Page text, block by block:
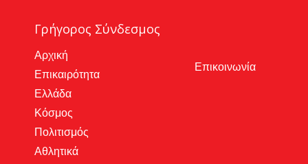
Γρήγορος Σύνδεσμος
Αρχική
Επικαιρότητα
Ελλάδα
Κόσμος
Πολιτισμός
Αθλητικά
Επικοινωνία